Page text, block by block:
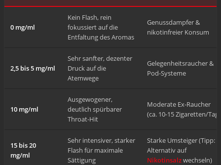
0 mg/ml
Kein Flash, rein
fokussiert auf die
Entfaltung des Aromas
Genussdampfer &
nikotinfreier Konsum
2,5 bis 5 mg/ml
Sehr sanfter, dezenter
Druck auf die
Atemwege
Gelegenheitsraucher &
Pod-Systeme
10 mg/ml
Ausgewogener,
deutlich spürbarer
Throat-Hit
Moderate Ex-Raucher
(ca. 10-15 Zigaretten/Tag)
15 bis 20
mg/ml
Sehr intensiver, starker
Flash für maximale
Sättigung
Starke Umsteiger (Tipp:
Alternativ auf
Nikotinsalzwechseln)